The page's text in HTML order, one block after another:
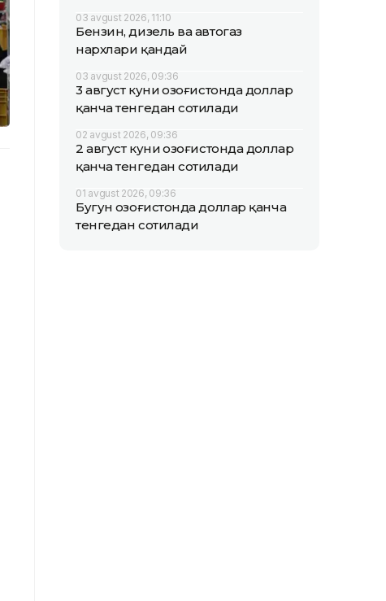
03 avgust 2026, 11:10
Бензин, дизель ва автогаз
нархлари қандай
03 avgust 2026, 09:36
3 август куни Қозоғистонда доллар
қанча тенгедан сотилади
02 avgust 2026, 09:36
2 август куни Қозоғистонда доллар
қанча тенгедан сотилади
01 avgust 2026, 09:36
Бугун Қозоғистонда доллар қанча
тенгедан сотилади